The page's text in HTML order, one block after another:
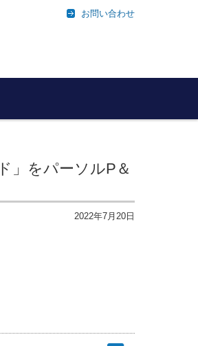
お問い合わせ
」をパーソルP＆
2022年7月20日